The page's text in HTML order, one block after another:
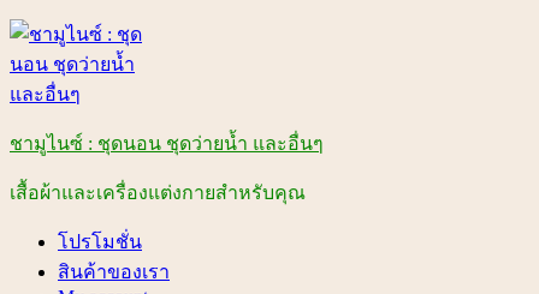
Skip
content
ชามูไนซ์ : ชุดนอน ชุดว่ายน้ำ และอื่นๆ
เสื้อผ้าและเครื่องแต่งกายสำหรับคุณ
โปรโมชั่น
สินค้าของเรา